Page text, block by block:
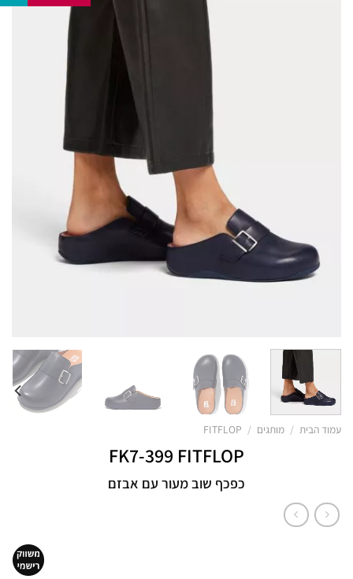
עמוד הבית / מותגים /
FITFLOP
FK7-399 FITFLOP
כפכף שוב מעור עם אבזם